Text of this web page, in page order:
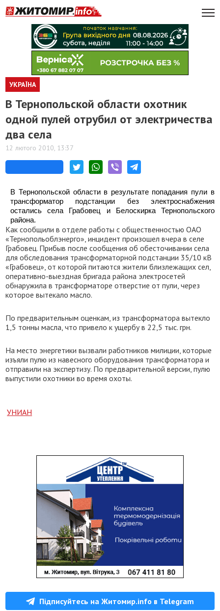
УКРАЇНА
В Тернопольской области охотник
одной пулей отрубил от электричества
два села
12 лютого 2010, 13:37
В Тернопольской области в результате попадания пули в
трансформатор подстанции без электроснабжения
остались села Грабовец и Белоскирка Тернопольского
района.
Как сообщили в отделе работы с общественностью ОАО
«Тернопольоблэнерго», инцидент произошел вчера в селе
Грабовец. Прибыв после сообщения об обесточивании села
для обследования трансформаторной подстанции 35/10 кВ
«Грабовец», от которой питаются жители близлежащих сел,
оперативно-выездная бригада района электросетей
обнаружила в трансформаторе отверстие от пули, через
которое вытекало масло.
По предварительным оценкам, из трансформатора вытекло
1,5 тонны масла, что привело к ущербу в 22,5 тыс. грн.
На место энергетики вызвали работников милиции, которые
изъяли пулю из навесного оборудования трансформатора и
отправили на экспертизу. По предварительной версии, пулю
выпустили охотники во время охоты.
УНИАН
Підписуйтесь на Житомир.info в Telegram